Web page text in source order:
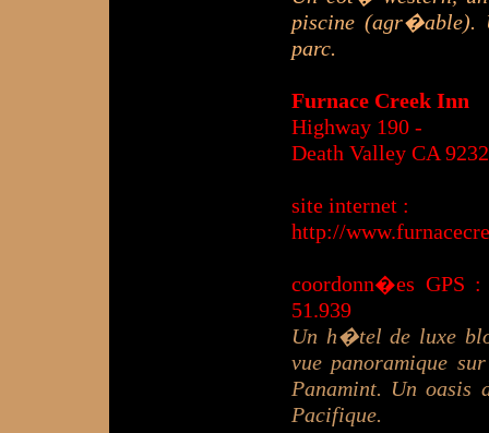
piscine (agr�able).
parc.
Furnace Creek Inn
Highway 190 -
Death Valley CA
site internet :
http://
coordonn�es GPS
51.939
Un h�tel de luxe
vue panoramique
Panamint. Un oasis
Pacifique.